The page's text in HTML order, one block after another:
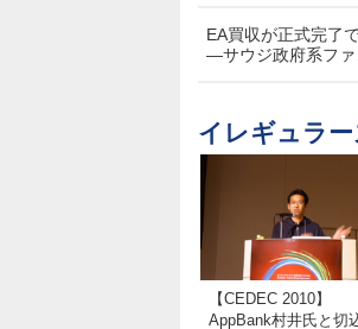
EA買収が正式完了
―サウジ政府系ファ
イレギュラ
【CEDEC 2010】
AppBank村井氏と切